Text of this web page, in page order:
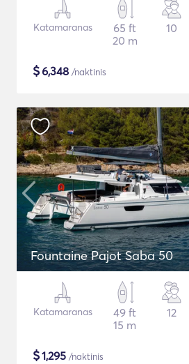
Katamaranas
65 ft
20 m
10
$6,348 /naktinis
Fountaine Pajot Saba 50
Katamaranas
49 ft
15 m
12
$1,295 /naktinis